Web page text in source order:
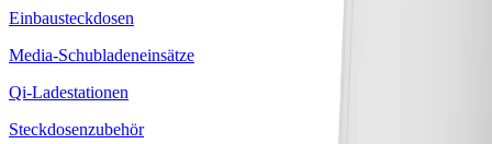
Einbausteckdosen
Media-Schubladeneinsätze
Qi-Ladestationen
Steckdosenzubehör